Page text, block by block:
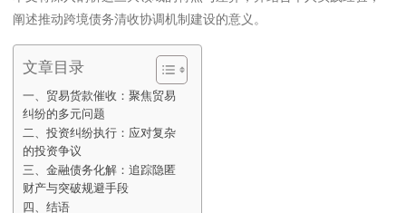
阐述推动跨境债务清收协调机制建设的意义。
文章目录
一、贸易货款催收：聚焦贸易
纠纷的多元问题
二、投资纠纷执行：应对复杂
的投资争议
三、金融债务化解：追踪隐匿
财产与突破规避手段
四、结语